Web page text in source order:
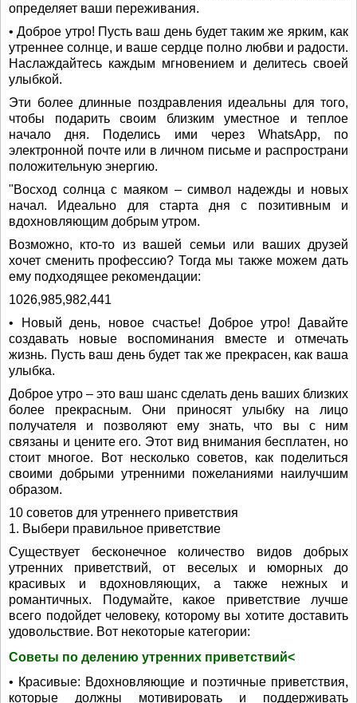
определяет ваши переживания.
• Доброе утро! Пусть ваш день будет таким же ярким, как
утреннее солнце, и ваше сердце полно любви и радости.
Наслаждайтесь каждым мгновением и делитесь своей
улыбкой.
Эти более длинные поздравления идеальны для того,
чтобы подарить своим близким уместное и теплое
начало дня. Поделись ими через WhatsApp, по
электронной почте или в личном письме и распространи
положительную энергию.
"Восход солнца с маяком – символ надежды и новых
начал. Идеально для старта дня с позитивным и
вдохновляющим добрым утром.
Возможно, кто-то из вашей семьи или ваших друзей
хочет сменить профессию? Тогда мы также можем дать
ему подходящее рекомендации:
1026,985,982,441
• Новый день, новое счастье! Доброе утро! Давайте
создавать новые воспоминания вместе и отмечать
жизнь. Пусть ваш день будет так же прекрасен, как ваша
улыбка.
Доброе утро – это ваш шанс сделать день ваших близких
более прекрасным. Они приносят улыбку на лицо
получателя и позволяют ему знать, что вы с ним
связаны и цените его. Этот вид внимания бесплатен, но
стоит многое. Вот несколько советов, как поделиться
своими добрыми утренними пожеланиями наилучшим
образом.
10 советов для утреннего приветствия
1. Выбери правильное приветствие
Существует бесконечное количество видов добрых
утренних приветствий, от веселых и юморных до
красивых и вдохновляющих, а также нежных и
романтичных. Подумайте, какое приветствие лучше
всего подойдет человеку, которому вы хотите доставить
удовольствие. Вот некоторые категории:
Советы по делению утренних приветствий<
• Красивые: Вдохновляющие и поэтичные приветствия,
которые должны мотивировать и поддерживать